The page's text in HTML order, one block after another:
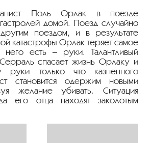
Поль Орлак в поезде
домой. Поезд случайно
другим поездом, и в результате
катастрофы Орлак теряет самое
есть – руки. Талантливый
спасает жизнь Орлаку и
руки только что казненного
становится одержим новыми
желание убивать. Ситуация
его отца находят заколотым